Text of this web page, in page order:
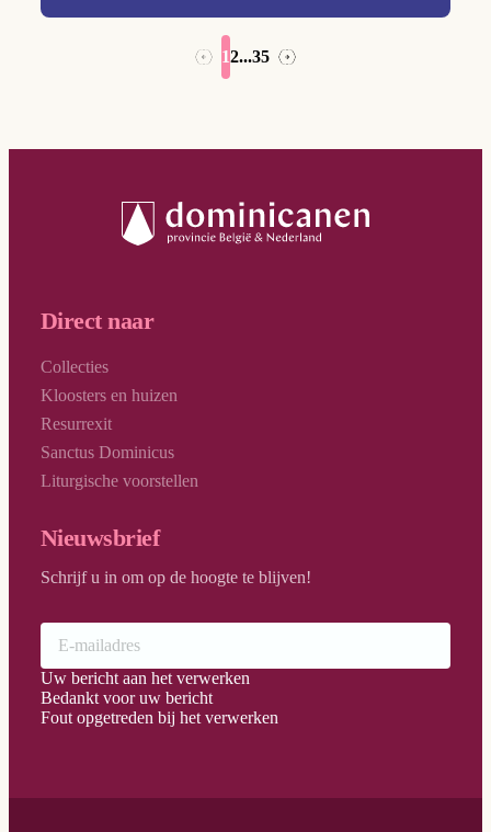
Openbaring van de Heer
Sacramentsdag
Witte Donderdag
← 12...35 →
Direct naar
Collecties
Kloosters en huizen
Resurrexit
Sanctus Dominicus
Liturgische voorstellen
Nieuwsbrief
Schrijf u in om op de hoogte te blijven!
Uw bericht aan het verwerken
Bedankt voor uw bericht
Fout opgetreden bij het verwerken